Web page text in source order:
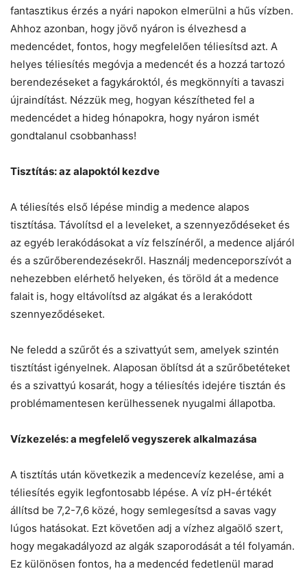
fantasztikus érzés a nyári napokon elmerülni a hűs vízben.
Ahhoz azonban, hogy jövő nyáron is élvezhesd a
medencédet, fontos, hogy megfelelően téliesítsd azt. A
helyes téliesítés megóvja a medencét és a hozzá tartozó
berendezéseket a fagykároktól, és megkönnyíti a tavaszi
újraindítást. Nézzük meg, hogyan készítheted fel a
medencédet a hideg hónapokra, hogy nyáron ismét
gondtalanul csobbanhass!
Tisztítás: az alapoktól kezdve
A téliesítés első lépése mindig a medence alapos
tisztítása. Távolítsd el a leveleket, a szennyeződéseket és
az egyéb lerakódásokat a víz felszínéről, a medence aljáról
és a szűrőberendezésekről. Használj medenceporszívót a
nehezebben elérhető helyeken, és töröld át a medence
falait is, hogy eltávolítsd az algákat és a lerakódott
szennyeződéseket.
Ne feledd a szűrőt és a szivattyút sem, amelyek szintén
tisztítást igényelnek. Alaposan öblítsd át a szűrőbetéteket
és a szivattyú kosarát, hogy a téliesítés idejére tisztán és
problémamentesen kerülhessenek nyugalmi állapotba.
Vízkezelés: a megfelelő vegyszerek alkalmazása
A tisztítás után következik a medencevíz kezelése, ami a
téliesítés egyik legfontosabb lépése. A víz pH-értékét
állítsd be 7,2-7,6 közé, hogy semlegesítsd a savas vagy
lúgos hatásokat. Ezt követően adj a vízhez algaölő szert,
hogy megakadályozd az algák szaporodását a tél folyamán.
Ez különösen fontos, ha a medencéd fedetlenül marad